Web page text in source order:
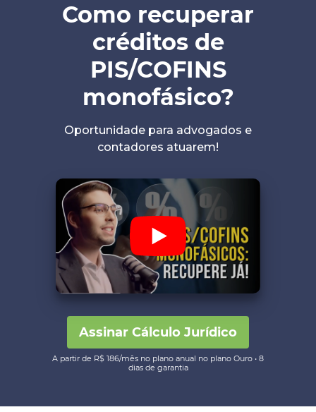
Como recuperar
créditos de
PIS/COFINS
monofásico?
Oportunidade para advogados e
contadores atuarem!
Assinar Cálculo Jurídico
A partir de R$ 186/mês no plano anual no plano Ouro • 8
dias de garantia